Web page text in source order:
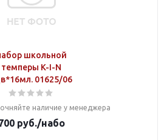
школьной
темперы K-I-N
01625/06
наличие у менеджера
руб./набо